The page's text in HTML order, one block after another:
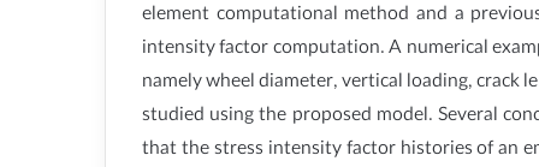
element computational method and a
intensity factor computation. A numerical
namely wheel diameter, vertical loading, crack
studied using the proposed model. Several
that the stress intensity factor histories of an